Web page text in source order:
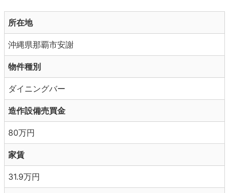
所在地
沖縄県那覇市安謝
物件種別
ダイニングバー
造作設備売買金
80万円
家賃
31.9万円